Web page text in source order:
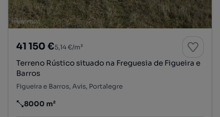
41 150 €5,14 €/m²
Terreno Rústico situado na Freguesia de Figueira e
Barros
Figueira e Barros, Avis, Portalegre
Preço por metro quadrado
8000 m²